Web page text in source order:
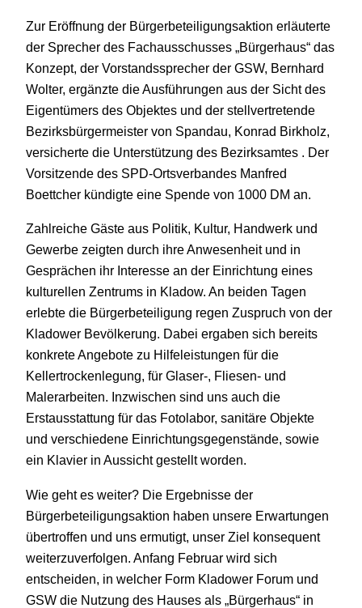
Zur Eröffnung der Bürgerbeteiligungsaktion erläuterte
der Sprecher des Fachausschusses „Bürgerhaus“ das
Konzept, der Vorstandssprecher der GSW, Bernhard
Wolter, ergänzte die Ausführungen aus der Sicht des
Eigentümers des Objektes und der stellvertretende
Bezirksbürgermeister von Spandau, Konrad Birkholz,
versicherte die Unterstützung des Bezirksamtes . Der
Vorsitzende des SPD-Ortsverbandes Manfred
Boettcher kündigte eine Spende von 1000 DM an.
Zahlreiche Gäste aus Politik, Kultur, Handwerk und
Gewerbe zeigten durch ihre Anwesenheit und in
Gesprächen ihr Interesse an der Einrichtung eines
kulturellen Zentrums in Kladow. An beiden Tagen
erlebte die Bürgerbeteiligung regen Zuspruch von der
Kladower Bevölkerung. Dabei ergaben sich bereits
konkrete Angebote zu Hilfeleistungen für die
Kellertrockenlegung, für Glaser-, Fliesen- und
Malerarbeiten. Inzwischen sind uns auch die
Erstausstattung für das Fotolabor, sanitäre Objekte
und verschiedene Einrichtungsgegenstände, sowie
ein Klavier in Aussicht gestellt worden.
Wie geht es weiter? Die Ergebnisse der
Bürgerbeteiligungsaktion haben unsere Erwartungen
übertroffen und uns ermutigt, unser Ziel konsequent
weiterzuverfolgen. Anfang Februar wird sich
entscheiden, in welcher Form Kladower Forum und
GSW die Nutzung des Hauses als „Bürgerhaus“ in